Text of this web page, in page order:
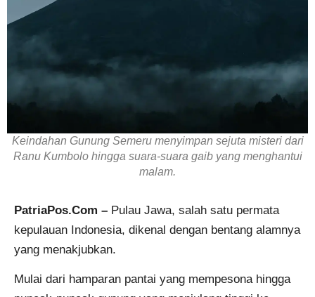
Keindahan Gunung Semeru menyimpan sejuta misteri dari
Ranu Kumbolo hingga suara-suara gaib yang menghantui
malam.
PatriaPos.Com – Pulau Jawa, salah satu permata
kepulauan Indonesia, dikenal dengan bentang alamnya
yang menakjubkan.
Mulai dari hamparan pantai yang mempesona hingga